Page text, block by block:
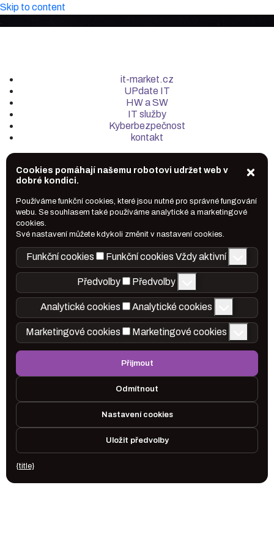
Skip to content
it-market.cz
UPdate IT
HW a SW
IT služby
Kyberbezpečnost
kontakt
Cookies pomáhají našemu robotovi udržet web v
dobré kondici.
Používáme funkční cookies, které jsou nutné pro správné fungování
webu. Se souhlasem také používáme analytické a marketingové
cookies.
Své nastavení můžete kdykoli změnit v nastavení cookies.
Funkční cookies Funkční cookies Vždy aktivní
Předvolby Předvolby
Analytické cookies Analytické cookies
Marketingové cookies Marketingové cookies
Přijmout
Odmítnout
Nastavení cookies
Uložit předvolby
{title}